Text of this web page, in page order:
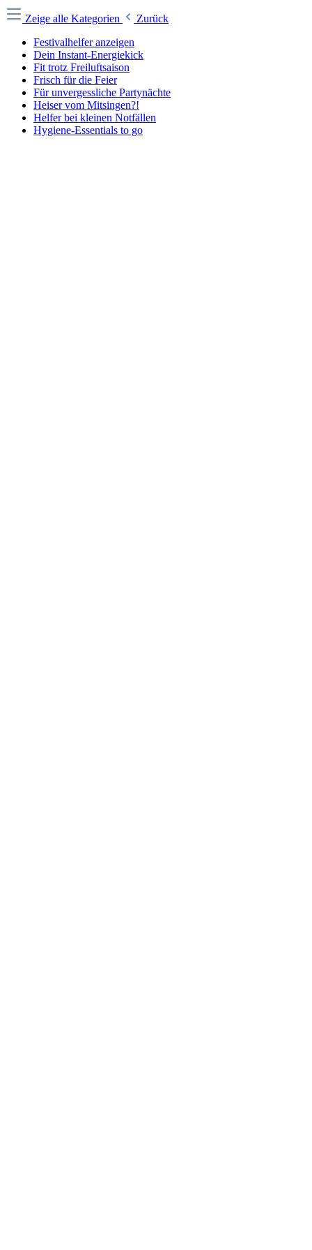
Zeige alle Kategorien
Zurück
Festivalhelfer anzeigen
Dein Instant-Energiekick
Fit trotz Freiluftsaison
Frisch für die Feier
Für unvergessliche Partynächte
Heiser vom Mitsingen?!
Helfer bei kleinen Notfällen
Hygiene-Essentials to go